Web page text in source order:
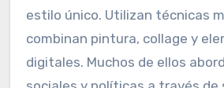
en España impulsa su
¿Qué características
tienen estos nuevos